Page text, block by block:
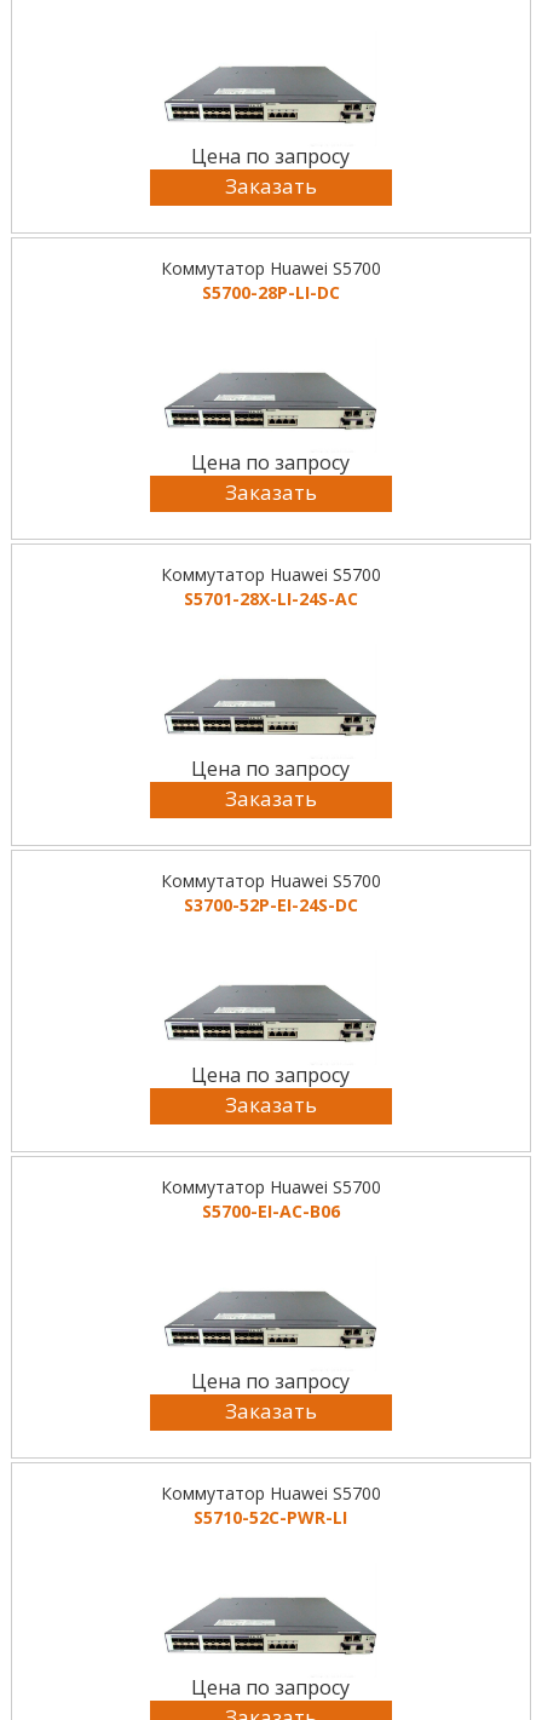
Цена по запросу
Заказать
Коммутатор Huawei S5700
S5700-28P-LI-DC
Цена по запросу
Заказать
Коммутатор Huawei S5700
S5701-28X-LI-24S-AC
Цена по запросу
Заказать
Коммутатор Huawei S5700
S3700-52P-EI-24S-DC
Цена по запросу
Заказать
Коммутатор Huawei S5700
S5700-EI-AC-B06
Цена по запросу
Заказать
Коммутатор Huawei S5700
S5710-52C-PWR-LI
Цена по запросу